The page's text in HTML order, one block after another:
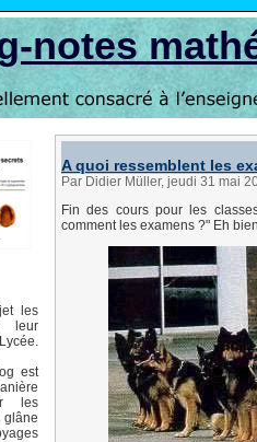
notes
les
leur
est
les
A quoi ressemblent les
Par Didier Müller, jeudi 31 mai
Fin des cours pour les
comment les examens ?" Eh